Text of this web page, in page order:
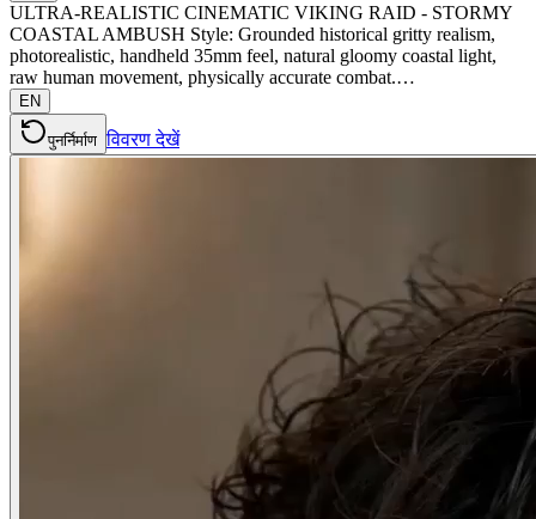
ULTRA-REALISTIC CINEMATIC VIKING RAID - STORMY
COASTAL AMBUSH Style: Grounded historical gritty realism,
photorealistic, handheld 35mm feel, natural gloomy coastal light,
raw human movement, physically accurate combat.…
EN
पुनर्निर्माण विवरण देखें